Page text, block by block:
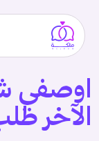
اوصفي
الآخر